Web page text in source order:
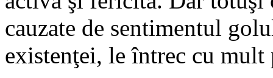
cauzate de sentimentul
existenţei, le întrec cu mult